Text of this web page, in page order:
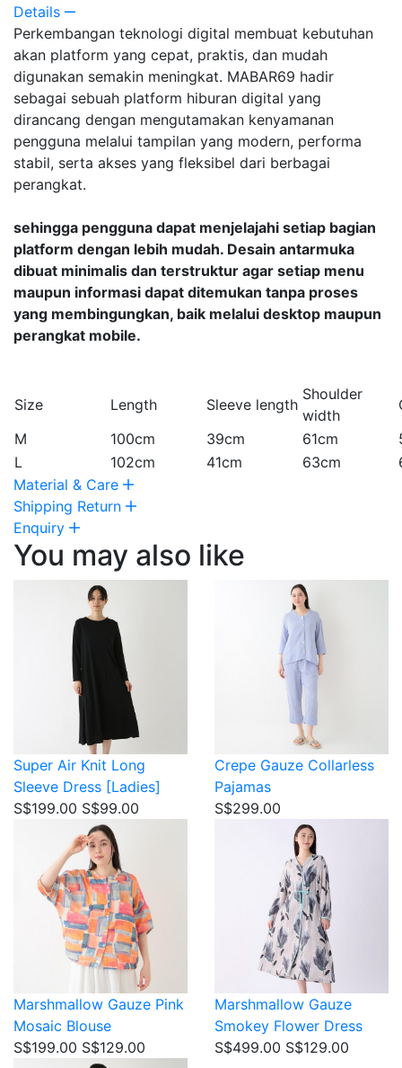
Details
Perkembangan teknologi digital membuat kebutuhan
akan platform yang cepat, praktis, dan mudah
digunakan semakin meningkat. MABAR69 hadir
sebagai sebuah platform hiburan digital yang
dirancang dengan mengutamakan kenyamanan
pengguna melalui tampilan yang modern, performa
stabil, serta akses yang fleksibel dari berbagai
perangkat.
sehingga pengguna dapat menjelajahi setiap bagian
platform dengan lebih mudah. Desain antarmuka
dibuat minimalis dan terstruktur agar setiap menu
maupun informasi dapat ditemukan tanpa proses
yang membingungkan, baik melalui desktop maupun
perangkat mobile.
Size Length Sleeve length
Shoulder
width
M
100cm 39cm 61cm
L
102cm 41cm 63cm
Material & Care
Shipping Return
Enquiry
You may also like
Super Air Knit Long
Sleeve Dress [Ladies]
S$199.00 S$99.00
Crepe Gauze Collarless
Pajamas
S$299.00
Marshmallow Gauze Pink
Mosaic Blouse
S$199.00 S$129.00
Marshmallow Gauze
Smokey Flower Dress
S$499.00 S$129.00